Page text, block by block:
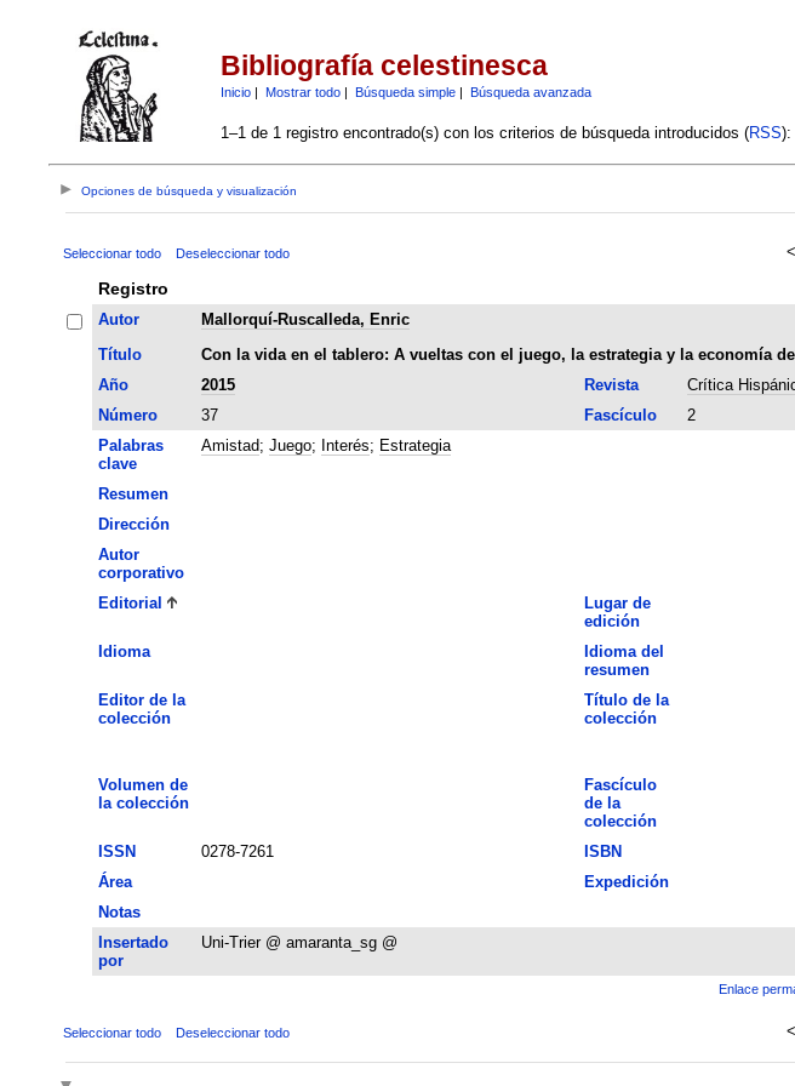
Bibliografía celestinesca
Inicio| Mostrar todo| Búsqueda simple| Búsqueda avanzada
1–1 de 1 registro encontrado(s) con los criterios de búsqueda introducidos (RSS):
Opciones de búsqueda y visualización
Seleccionar todo Deseleccionar todo
Registro
Autor
Mallorquí-Ruscalleda, Enric
Título
Con la vida en el tablero: A vueltas con el juego, la estrategia y la economía
Año
2015 Revista Crítica
Número
37 Fascículo 2
Palabras
clave
Amistad; Juego; Interés; Estrategia
Resumen
Dirección
Autor
corporativo
Editorial
Lugar de
edición
Idioma
Idioma del
resumen
Editor de la
colección
Título de la
colección
Volumen de
la colección
Fascículo
de la
colección
ISSN 0278-7261 ISBN
Área
Expedición
Notas
Insertado
por
Uni-Trier @ amaranta_sg @
Enlace
Seleccionar todo Deseleccionar todo